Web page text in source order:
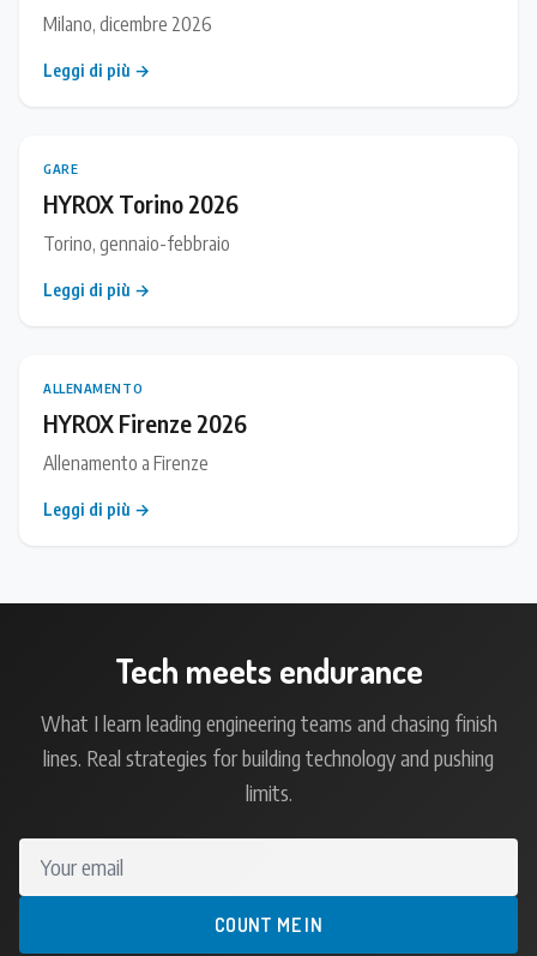
Milano, dicembre 2026
Leggi di più →
GARE
HYROX Torino 2026
Torino, gennaio-febbraio
Leggi di più →
ALLENAMENTO
HYROX Firenze 2026
Allenamento a Firenze
Leggi di più →
Tech meets endurance
What I learn leading engineering teams and chasing finish
lines. Real strategies for building technology and pushing
limits.
COUNT ME IN